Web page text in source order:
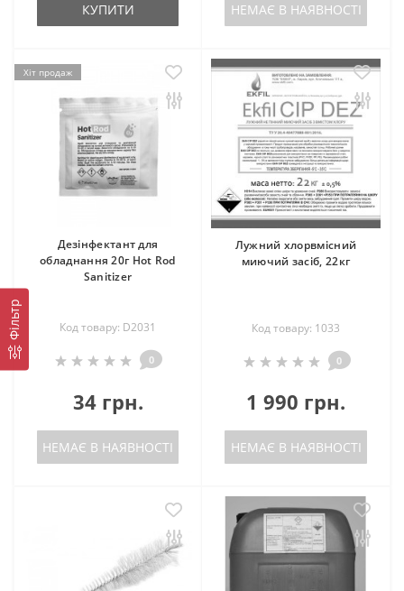
Фільтр
КУПИТИ НЕМАЄ В НАЯВНОСТІ
Хіт продаж
Дезінфектант для
обладнання 20г Hot Rod
Sanitizer
Код товару: D2031
0
34 грн.
НЕМАЄ В НАЯВНОСТІ
Лужний хлорвмісний
миючий засіб, 22кг
Код товару: 1033
0
1 990 грн.
НЕМАЄ В НАЯВНОСТІ